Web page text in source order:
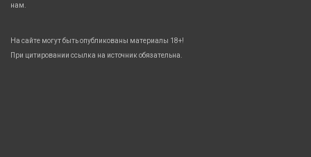
нам.
На сайте могут быть опубликованы материалы 18+!
При цитировании ссылка на источник обязательна.